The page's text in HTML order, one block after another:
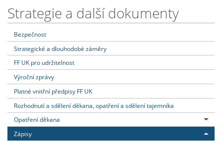
Strategie a další dokumenty
Bezpečnost
Strategické a dlouhodobé záměry
FF UK pro udržitelnost
Výroční zprávy
Platné vnitřní předpisy FF UK
Rozhodnutí a sdělení děkana, opatření a sdělení tajemníka
Opatření děkana
Zápisy